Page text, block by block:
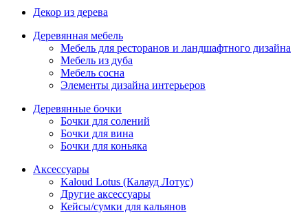
Декор из дерева
Деревянная мебель
Мебель для ресторанов и ландшафтного дизайна
Мебель из дуба
Мебель сосна
Элементы дизайна интерьеров
Деревянные бочки
Бочки для солений
Бочки для вина
Бочки для коньяка
Аксессуары
Kaloud Lotus (Калауд Лотус)
Другие аксессуары
Кейсы/сумки для кальянов